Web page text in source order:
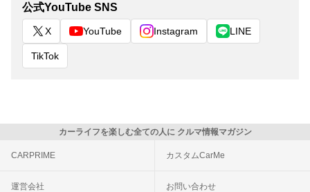
公式YouTube SNS
X YouTube Instagram LINE
TikTok
カーライフを楽しむ全ての人に クルマ情報マガジン
CARPRIME カスタムCarMe
運営会社 お問い合わせ